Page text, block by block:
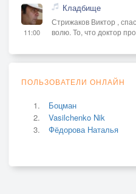
11:00
Кладбище
Стрижаков Виктор ,
волю. То, что доктор
ПОЛЬЗОВАТЕЛИ ОНЛАЙН
Боцман
Vasilchenko Nik
Фёдорова Наталья